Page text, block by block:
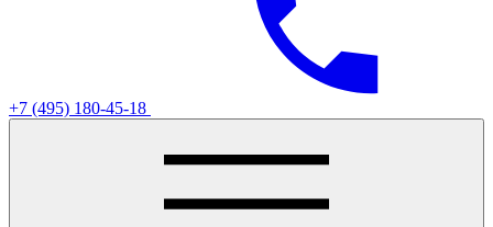
+7 (495) 180-45-18